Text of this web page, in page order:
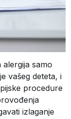
samo
vašeg deteta, i
procedure
izlaganje